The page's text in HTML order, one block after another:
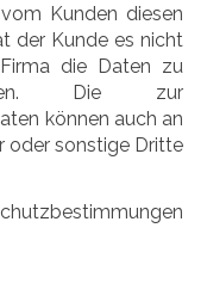
Kunden diesen
der Kunde es nicht
die Daten zu
Die zur
können auch an
oder sonstige Dritte